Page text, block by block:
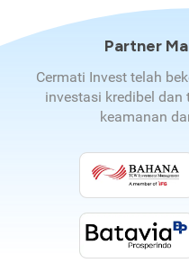
Partner
Cermati Invest telah
investasi kredibel dan
keamanan